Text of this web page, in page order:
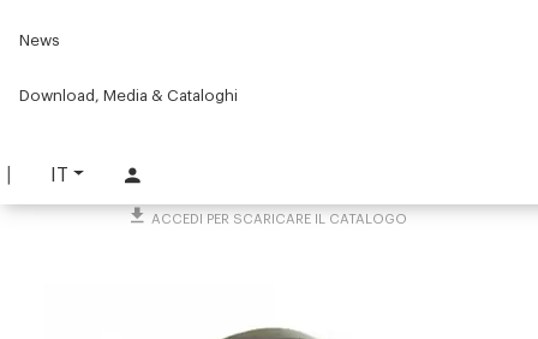
IT
News
Download, Media & Cataloghi
ACCEDI PER SCARICARE IL CATALOGO